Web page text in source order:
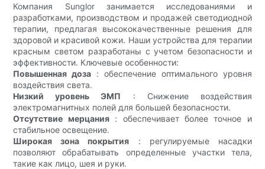
Компания Sunglor занимается исследованиями и
разработками, производством и продажей светодиодной
терапии, предлагая высококачественные решения для
здоровой и красивой кожи. Наши устройства для терапии
красным светом разработаны с учетом безопасности и
эффективности. Ключевые особенности:
Повышенная доза : обеспечение оптимального уровня
воздействия света.
Низкий уровень ЭМП : Снижение воздействия
электромагнитных полей для большей безопасности.
Отсутствие мерцания: обеспечивает более точное и
стабильное освещение.
Широкая зона покрытия : регулируемые насадки
позволяют обрабатывать определенные участки тела,
такие как лицо, шея и руки.